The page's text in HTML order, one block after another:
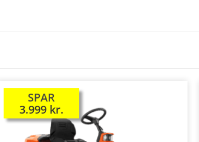
SPAR
3.999 kr.
TILBUD!